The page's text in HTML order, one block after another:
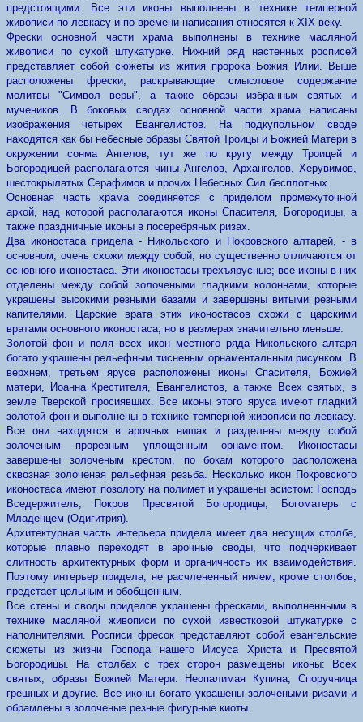
предстоящими. Все эти иконы выполнены в технике темперной
живописи по левкасу и по времени написания относятся к XIX веку.
Фрески основной части храма выполнены в технике масляной
живописи по сухой штукатурке. Нижний ряд настенных росписей
представляет собой сюжеты из жития пророка Божия Илии. Выше
расположены фрески, раскрывающие смысловое содержание
молитвы "Символ веры", а также образы избранных святых и
мучеников. В боковых сводах основной части храма написаны
изображения четырех Евангелистов. На подкупольном своде
находятся как бы небесные образы Святой Троицы и Божией Матери в
окружении сонма Ангелов; тут же по кругу между Троицей и
Богородицей располагаются чины Ангелов, Архангелов, Херувимов,
шестокрылатых Серафимов и прочих Небесных Сил бесплотных.
Основная часть храма соединяется с приделом промежуточной
аркой, над которой располагаются иконы Спасителя, Богородицы, а
также праздничные иконы в посеребряных ризах.
Два иконостаса придела - Никольского и Покровского алтарей, - в
основном, очень схожи между собой, но существенно отличаются от
основного иконостаса. Эти иконостасы трёхъярусные; все иконы в них
отделены между собой золочеными гладкими колоннами, которые
украшены высокими резными базами и завершены витыми резными
капителями. Царские врата этих иконостасов схожи с царскими
вратами основного иконостаса, но в размерах значительно меньше.
Золотой фон и поля всех икон местного ряда Никольского алтаря
богато украшены рельефным тисненым орнаментальным рисунком. В
верхнем, третьем ярусе расположены иконы Спасителя, Божией
матери, Иоанна Крестителя, Евангелистов, а также Всех святых, в
земле Тверской просиявших. Все иконы этого яруса имеют гладкий
золотой фон и выполнены в технике темперной живописи по левкасу.
Все они находятся в арочных нишах и разделены между собой
золоченым прорезным уплощённым орнаментом. Иконостасы
завершены золоченым крестом, по бокам которого расположена
сквозная золоченая рельефная резьба. Несколько икон Покровского
иконостаса имеют позолоту на полимет и украшены асистом: Господь
Вседержитель, Покров Пресвятой Богородицы, Богоматерь с
Младенцем (Одигитрия).
Архитектурная часть интерьера придела имеет два несущих столба,
которые плавно переходят в арочные своды, что подчеркивает
слитность архитектурных форм и органичность их взаимодействия.
Поэтому интерьер придела, не расчлененный ничем, кроме столбов,
предстает цельным и обобщенным.
Все стены и своды приделов украшены фресками, выполненными в
технике масляной живописи по сухой известковой штукатурке с
наполнителями. Росписи фресок представляют собой евангельские
сюжеты из жизни Господа нашего Иисуса Христа и Пресвятой
Богородицы. На столбах с трех сторон размещены иконы: Всех
святых, образы Божией Матери: Неопалимая Купинa, Споручница
грешных и другие. Все иконы богато украшены золочеными ризами и
обрамлены в золоченые резные фигурные киоты.